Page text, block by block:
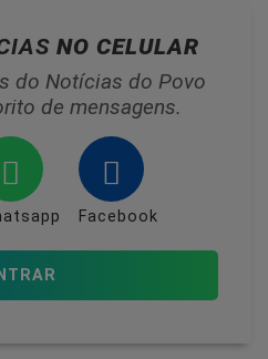
NO CELULAR
do Notícias do Povo
de mensagens.
Facebook